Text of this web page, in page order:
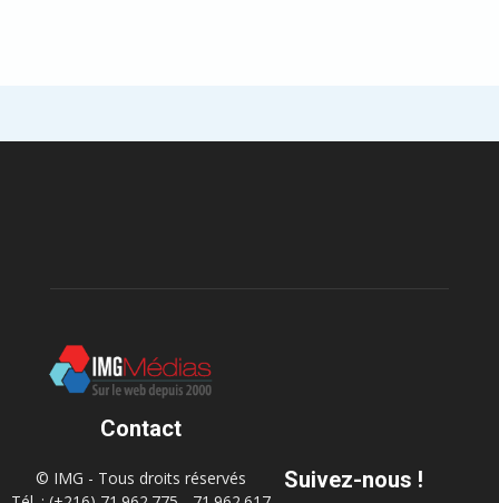
Contact
© IMG - Tous droits réservés
Suivez-nous !